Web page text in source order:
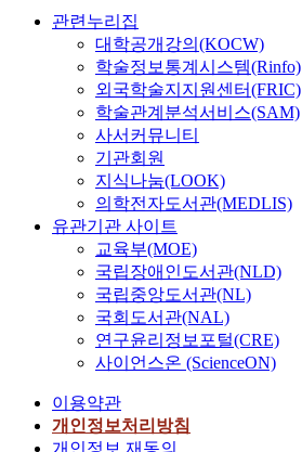
관련누리집
대학공개강의(KOCW)
학술정보통계시스템(Rinfo)
외국학술지지원센터(FRIC)
학술관계분석서비스(SAM)
사서커뮤니티
기관회원
지식나눔(LOOK)
의학전자도서관(MEDLIS)
유관기관 사이트
교육부(MOE)
국립장애인도서관(NLD)
국립중앙도서관(NL)
국회도서관(NAL)
연구윤리정보포털(CRE)
사이언스온 (ScienceON)
이용약관
개인정보처리방침